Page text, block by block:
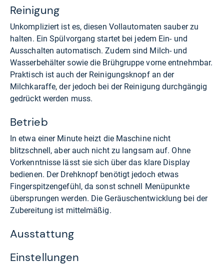
Reinigung
Unkompliziert ist es, diesen Vollautomaten sauber zu
halten. Ein Spülvorgang startet bei jedem Ein- und
Ausschalten automatisch. Zudem sind Milch- und
Wasserbehälter sowie die Brühgruppe vorne entnehmbar.
Praktisch ist auch der Reinigungsknopf an der
Milchkaraffe, der jedoch bei der Reinigung durchgängig
gedrückt werden muss.
Betrieb
In etwa einer Minute heizt die Maschine nicht
blitzschnell, aber auch nicht zu langsam auf. Ohne
Vorkenntnisse lässt sie sich über das klare Display
bedienen. Der Drehknopf benötigt jedoch etwas
Fingerspitzengefühl, da sonst schnell Menüpunkte
übersprungen werden. Die Geräuschentwicklung bei der
Zubereitung ist mittelmäßig.
Ausstattung
Einstellungen